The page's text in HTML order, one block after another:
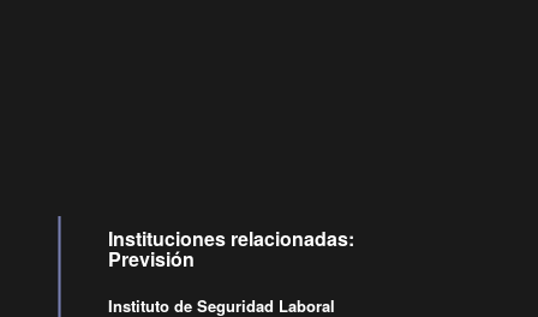
Instituciones relacionadas:
Previsión
Instituto de Seguridad Laboral